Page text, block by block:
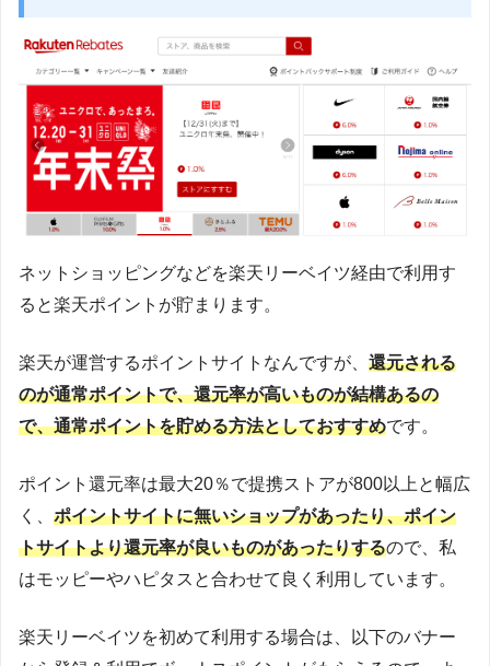
ネットショッピングなどを楽天リーベイツ経由で利用す
ると楽天ポイントが貯まります。
楽天が運営するポイントサイトなんですが、 還元される
のが通常ポイントで、還元率が高いものが結構あるの
で、通常ポイントを貯める方法としておすすめです。
ポイント還元率は最大20％で提携ストアが800以上と幅広
く、 ポイントサイトに無いショップがあったり、ポイン
トサイトより還元率が良いものがあったりするので、私
はモッピーやハピタスと合わせて良く利用しています。
楽天リーベイツを初めて利用する場合は、以下のバナー